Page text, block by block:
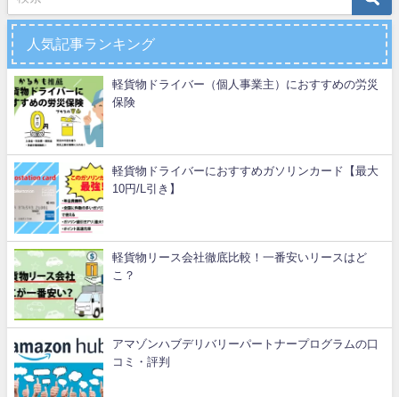
人気記事ランキング
軽貨物ドライバー（個人事業主）におすすめの労災
保険
軽貨物ドライバーにおすすめガソリンカード【最大
10円/L引き】
軽貨物リース会社徹底比較！一番安いリースはど
こ？
アマゾンハブデリバリーパートナープログラムの口
コミ・評判